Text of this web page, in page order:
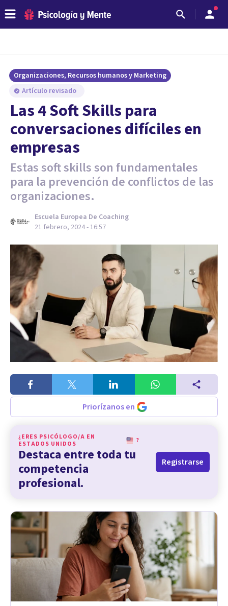
Organizaciones, Recursos humanos y Marketing
Artículo revisado
Las 4 Soft Skills para
conversaciones difíciles en
empresas
Estas soft skills son fundamentales
para la prevención de conflictos de las
organizaciones.
Escuela Europea De Coaching
21 febrero, 2024 - 16:57
Priorízanos en
¿ERES PSICÓLOGO/A EN
ESTADOS UNIDOS
?
Destaca entre toda tu
competencia
profesional.
Registrarse